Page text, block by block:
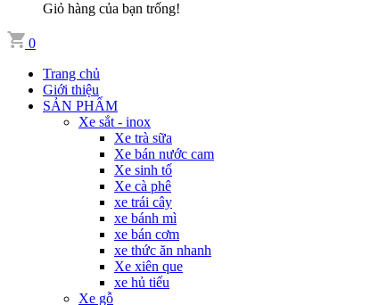
Giỏ hàng của bạn trống!
0
Trang chủ
Giới thiệu
SẢN PHẨM
Xe sắt - inox
Xe trà sữa
Xe bán nước cam
Xe sinh tố
Xe cà phê
xe trái cây
xe bánh mì
xe bán cơm
xe thức ăn nhanh
Xe xiên que
xe hủ tiếu
Xe gỗ